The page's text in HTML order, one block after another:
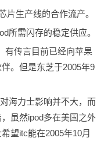
片生产线的合作流产。
需闪存的稳定供应。
传言目前已经向苹果
。但是东芝于2005年9
海力士影响并不大，而
虽然ipod多在美国之外
望itc能在2005年10月